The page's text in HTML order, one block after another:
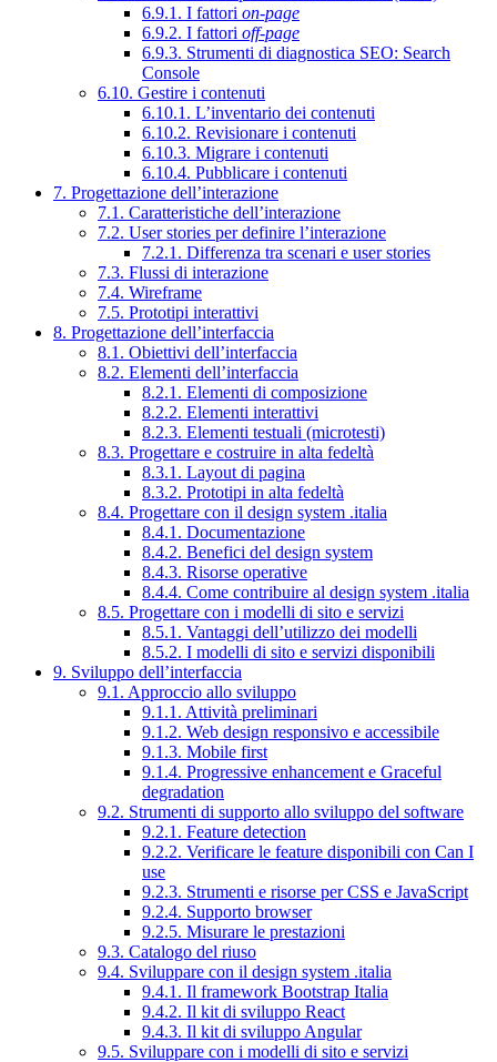
6.9.1. I fattori on-page
6.9.2. I fattori off-page
6.9.3. Strumenti di diagnostica SEO: Search
Console
6.10. Gestire i contenuti
6.10.1. L’inventario dei contenuti
6.10.2. Revisionare i contenuti
6.10.3. Migrare i contenuti
6.10.4. Pubblicare i contenuti
7. Progettazione dell’interazione
7.1. Caratteristiche dell’interazione
7.2. User stories per definire l’interazione
7.2.1. Differenza tra scenari e user stories
7.3. Flussi di interazione
7.4. Wireframe
7.5. Prototipi interattivi
8. Progettazione dell’interfaccia
8.1. Obiettivi dell’interfaccia
8.2. Elementi dell’interfaccia
8.2.1. Elementi di composizione
8.2.2. Elementi interattivi
8.2.3. Elementi testuali (microtesti)
8.3. Progettare e costruire in alta fedeltà
8.3.1. Layout di pagina
8.3.2. Prototipi in alta fedeltà
8.4. Progettare con il design system .italia
8.4.1. Documentazione
8.4.2. Benefici del design system
8.4.3. Risorse operative
8.4.4. Come contribuire al design system .italia
8.5. Progettare con i modelli di sito e servizi
8.5.1. Vantaggi dell’utilizzo dei modelli
8.5.2. I modelli di sito e servizi disponibili
9. Sviluppo dell’interfaccia
9.1. Approccio allo sviluppo
9.1.1. Attività preliminari
9.1.2. Web design responsivo e accessibile
9.1.3. Mobile first
9.1.4. Progressive enhancement e Graceful
degradation
9.2. Strumenti di supporto allo sviluppo del software
9.2.1. Feature detection
9.2.2. Verificare le feature disponibili con Can I
use
9.2.3. Strumenti e risorse per CSS e JavaScript
9.2.4. Supporto browser
9.2.5. Misurare le prestazioni
9.3. Catalogo del riuso
9.4. Sviluppare con il design system .italia
9.4.1. Il framework Bootstrap Italia
9.4.2. Il kit di sviluppo React
9.4.3. Il kit di sviluppo Angular
9.5. Sviluppare con i modelli di sito e servizi